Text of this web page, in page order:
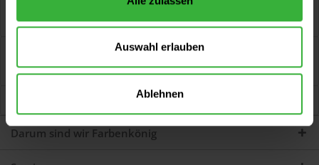
Auswahl erlauben
Ablehnen
Putzband gerillt gelb Weiches Folienband für
Außenabdeckungen von Profilen, Türzargen,...mehr
Jetzt Bewertungen zum Artikel lesen...mehr
Darum sind wir Farbenkönig